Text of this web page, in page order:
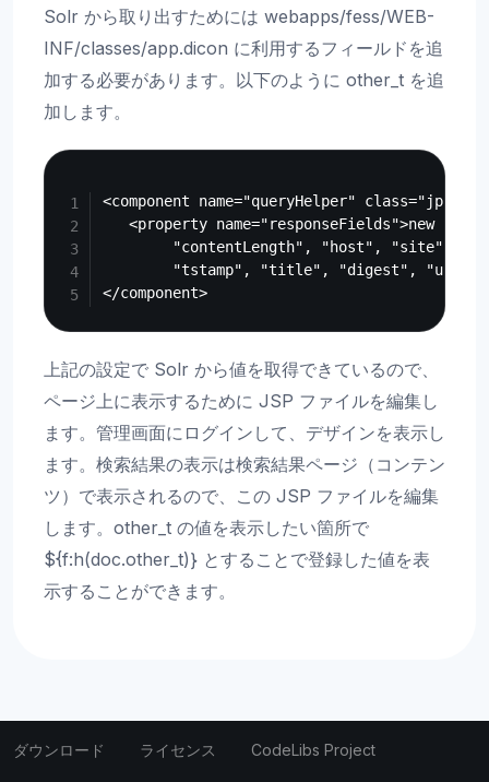
Solr から取り出すためには webapps/fess/WEB-
INF/classes/app.dicon に利用するフィールドを追
加する必要があります。以下のように other_t を追
加します。
<component name="queryHelper"
<property name="responseFields">new
"contentLength", "host", "site",
"tstamp", "title", "digest", "url",
上記の設定で Solr から値を取得できているので、
ページ上に表示するために JSP ファイルを編集し
ます。管理画面にログインして、デザインを表示し
ます。検索結果の表示は検索結果ページ（コンテン
ツ）で表示されるので、この JSP ファイルを編集
します。other_t の値を表示したい箇所で
${f:h(doc.other_t)} とすることで登録した値を表
示することができます。
ダウンロード ライセンス CodeLibs Project